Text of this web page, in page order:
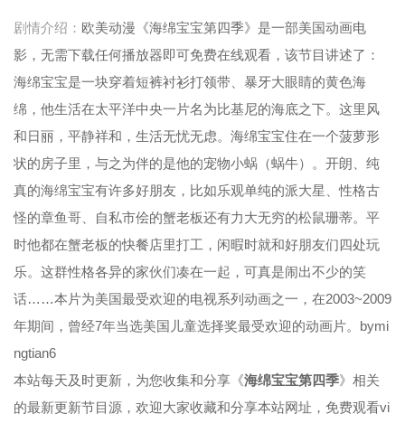
剧情介绍： 欧美动漫《海绵宝宝第四季》是一部美国动画电
影，无需下载任何播放器即可免费在线观看，该节目讲述了：
海绵宝宝是一块穿着短裤衬衫打领带、暴牙大眼睛的黄色海
绵，他生活在太平洋中央一片名为比基尼的海底之下。这里风
和日丽，平静祥和，生活无忧无虑。海绵宝宝住在一个菠萝形
状的房子里，与之为伴的是他的宠物小蜗（蜗牛）。开朗、纯
真的海绵宝宝有许多好朋友，比如乐观单纯的派大星、性格古
怪的章鱼哥、自私市侩的蟹老板还有力大无穷的松鼠珊蒂。平
时他都在蟹老板的快餐店里打工，闲暇时就和好朋友们四处玩
乐。这群性格各异的家伙们凑在一起，可真是闹出不少的笑
话……本片为美国最受欢迎的电视系列动画之一，在2003~2009
年期间，曾经7年当选美国儿童选择奖最受欢迎的动画片。bymi
ngtian6
本站每天及时更新，为您收集和分享《海绵宝宝第四季》相关
的最新更新节目源，欢迎大家收藏和分享本站网址，免费观看vi